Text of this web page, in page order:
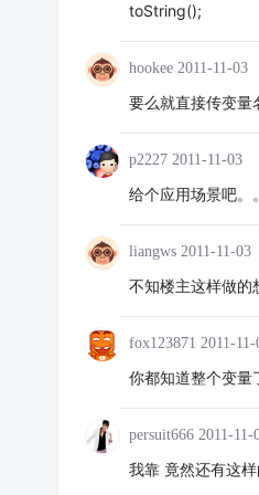
toString();
hookee 2011-11-03
要么就直接传变量
p2227 2011-11-03
给个应用场景吧。
liangws 2011-11-03
不知楼主这样做的
fox123871 2011-11-
你都知道整个变量
persuit666 2011-11-
我靠 竟然还有这